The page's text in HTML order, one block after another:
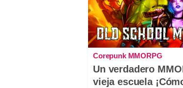
Corepunk MMORPG
Un verdadero
vieja escuela